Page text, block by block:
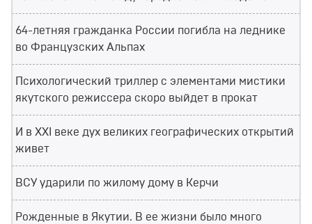
64-летняя гражданка России погибла на леднике
во Французских Альпах
Психологический триллер с элементами мистики
якутского режиссера скоро выйдет в прокат
И в XXI веке дух великих географических открытий
живет
ВСУ ударили по жилому дому в Керчи
Рожденные в Якутии. В ее жизни было много